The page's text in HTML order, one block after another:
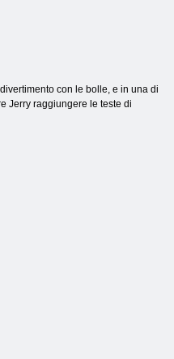
con le bolle, e in una di
Jerry raggiungere le teste di